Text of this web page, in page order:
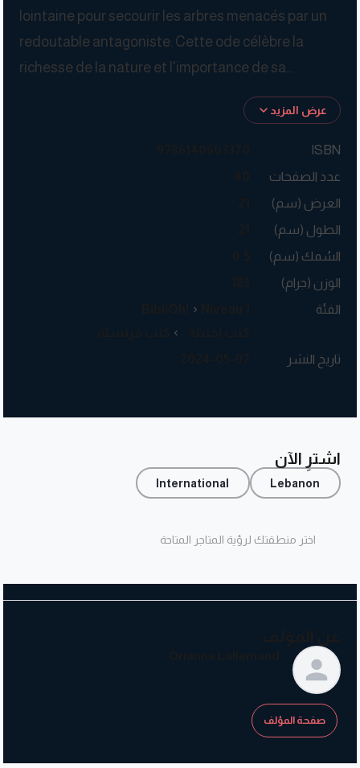
lointaine pour secourir les arbres menacés par un
redoutable antagoniste. Cette ode célèbre la
richesse de la nature et l'importance de sa
préservation, introduisant pour la première fois
dans les aventures de Loup un véritable méchant
عرض المزيد
ISBN
عدد الصفحات
العرض (سم)
الطول (سم)
السُمك (سم)
الوزن (جرام)
الفئة
تاريخ النشر
اشترِ الآن
Lebanon
International
اختر منطقتك لرؤية المتاجر المتاحة
صفحة المؤلف